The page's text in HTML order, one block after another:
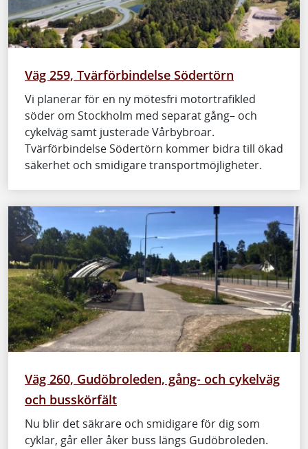
Väg 259, Tvärförbindelse Södertörn
Vi planerar för en ny mötesfri motortrafikled
söder om Stockholm med separat gång– och
cykelväg samt justerade Vårbybroar.
Tvärförbindelse Södertörn kommer bidra till ökad
säkerhet och smidigare transportmöjligheter.
Väg 260, Gudöbroleden, gång- och cykelväg
och busskörfält
Nu blir det säkrare och smidigare för dig som
cyklar, går eller åker buss längs Gudöbroleden.